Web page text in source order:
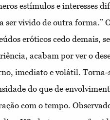
estímulos e interesses
ser vivido de outra forma.”
eróticos cedo demais,
acabam por ver o
imediato e volátil.
do que de
com o tempo.